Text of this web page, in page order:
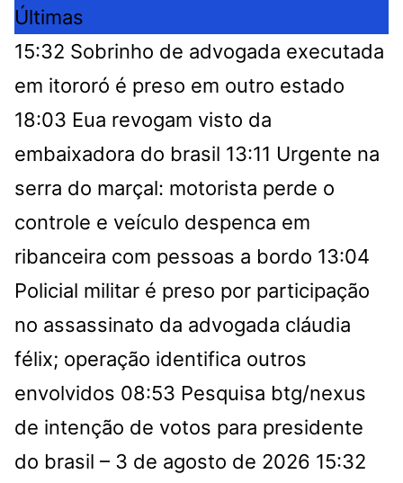
Últimas
15:32 Sobrinho de advogada executada
em itororó é preso em outro estado
18:03 Eua revogam visto da
embaixadora do brasil 13:11 Urgente na
serra do marçal: motorista perde o
controle e veículo despenca em
ribanceira com pessoas a bordo 13:04
Policial militar é preso por participação
no assassinato da advogada cláudia
félix; operação identifica outros
envolvidos 08:53 Pesquisa btg/nexus
de intenção de votos para presidente
do brasil – 3 de agosto de 2026 15:32